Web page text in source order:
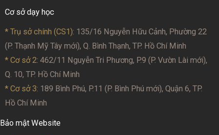
Cơ sở dạy học
* Trụ sở chính (CS1): 135/16 Nguyễn Hữu Cảnh, Phường 22
(P. Thạnh Mỹ Tây mới), Q. Bình Thạnh, TP. Hồ Chí Minh
* Cơ sở 2: 462/11 Nguyễn Tri Phương, P.9 (P. Vườn Lài mới),
Q. 10, TP. Hồ Chí Minh
* Cơ sở 3: 189 Bình Phú, P.11 (P. Bình Phú mới), Quận 6, TP.
Hồ Chí Minh
Bảo mật Website